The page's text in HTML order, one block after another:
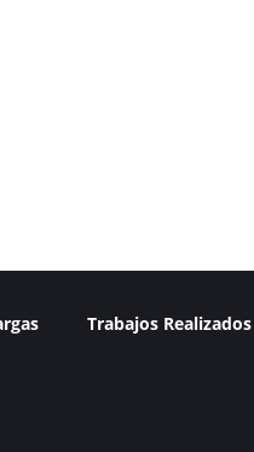
Trabajos Realizados